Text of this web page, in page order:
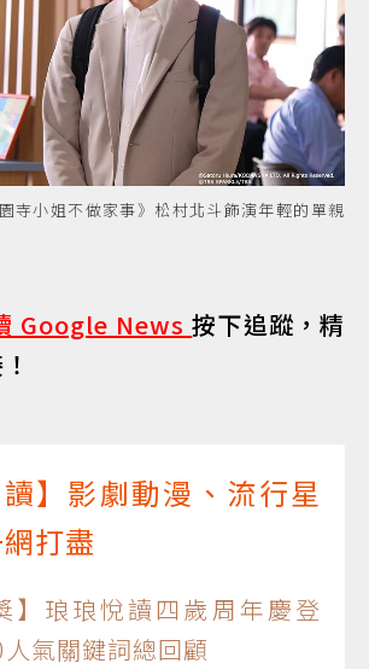
寺小姐不做家事》松村北斗飾演年輕的單親
Google News按下追蹤，精
讀】影劇動漫、流行星
打盡
琅琅悅讀四歲周年慶登
氣關鍵詞總回顧